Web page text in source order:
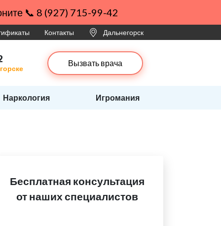
📞 8 (927) 715-99-42
Контакты Дальнегорск
Вызвать врача
Наркология Игромания
Бесплатная консультация
от наших специалистов